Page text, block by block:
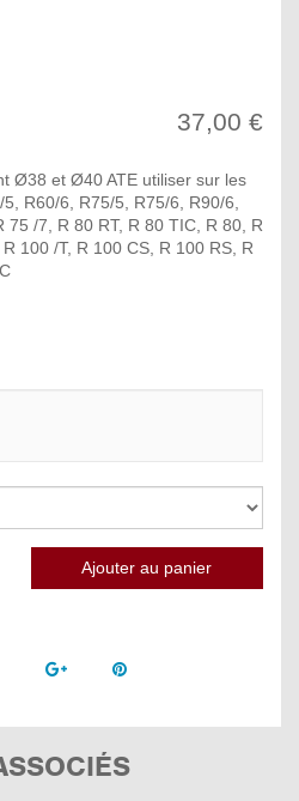
37,00 €
Ø38 et Ø40 ATE utiliser sur les
R60/6, R75/5, R75/6, R90/6,
75 /7, R 80 RT, R 80 TIC, R 80, R
100 /T, R 100 CS, R 100 RS, R
Twitter Google +Pinterest